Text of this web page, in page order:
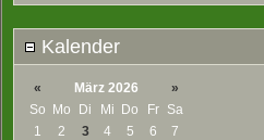
Kalender
« März 2026
»
So Mo Di Mi Do Fr
Sa
1
2 3 4 5 6
7